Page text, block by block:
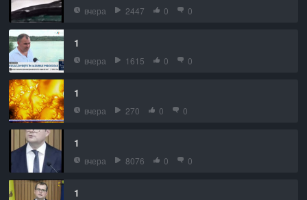
вчера 2447 0 0
1
вчера 1615 0 0
1
вчера 270 0 0
1
вчера 8076 0 0
1